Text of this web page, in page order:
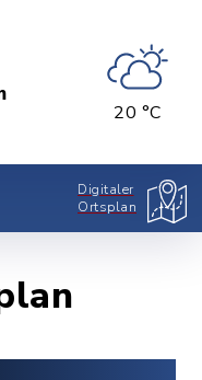
20 °C
Digitaler
Ortsplan